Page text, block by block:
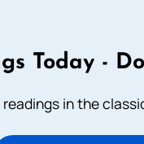
Today -
in the